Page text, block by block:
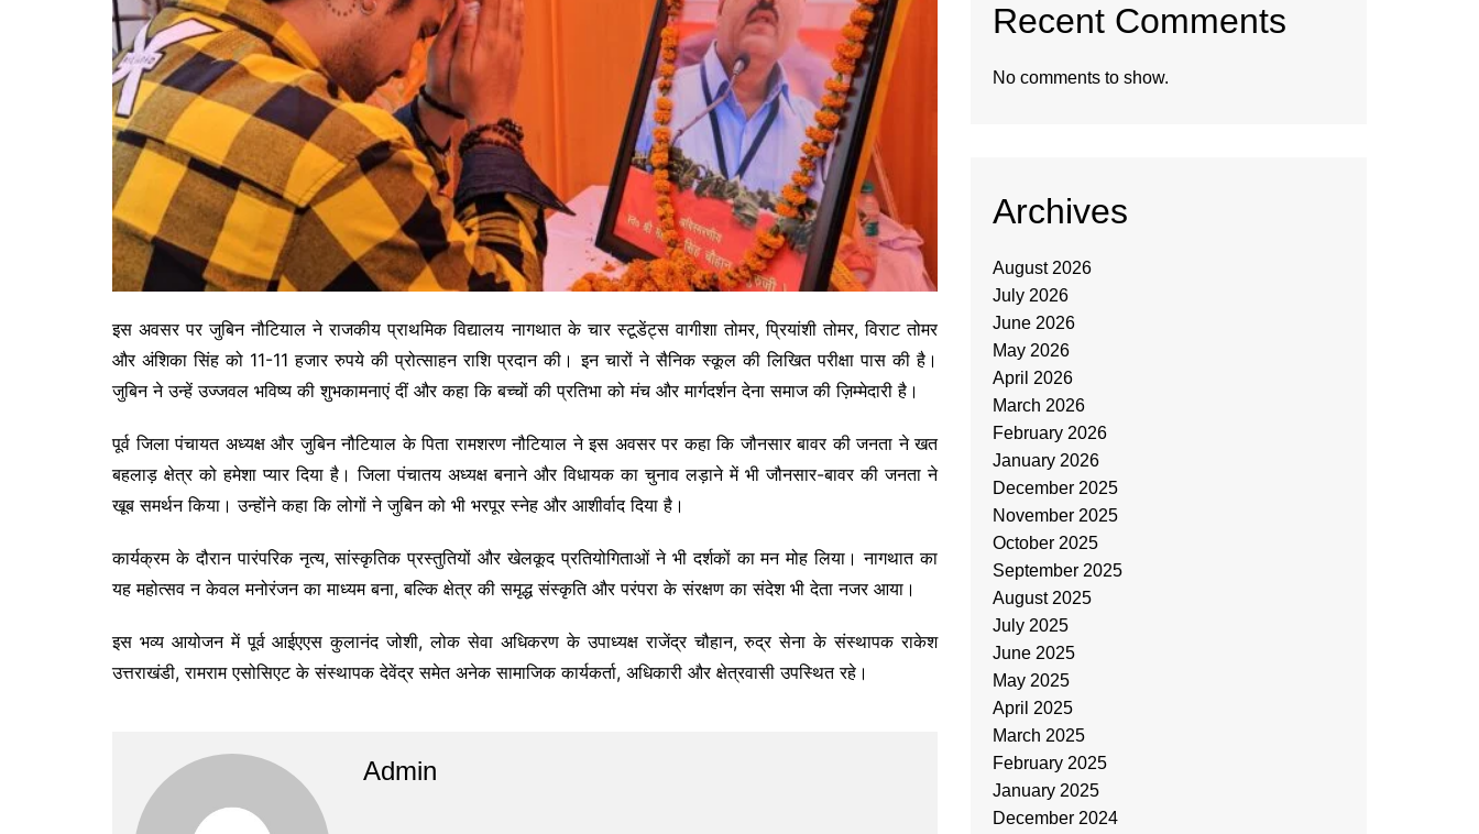
इस अवसर पर जुबिन नौटियाल ने राजकीय प्राथमिक विद्यालय नागथात के चार स्टूडेंट्स वागीशा तोमर, प्रियांशी तोमर, विराट तोमर
और अंशिका सिंह को 11-11 हजार रुपये की प्रोत्साहन राशि प्रदान की। इन चारों ने सैनिक स्कूल की लिखित परीक्षा पास की है।
जुबिन ने उन्हें उज्जवल भविष्य की शुभकामनाएं दीं और कहा कि बच्चों की प्रतिभा को मंच और मार्गदर्शन देना समाज की ज़िम्मेदारी है।
पूर्व जिला पंचायत अध्यक्ष और जुबिन नौटियाल के पिता रामशरण नौटियाल ने इस अवसर पर कहा कि जौनसार बावर की जनता ने खत
बहलाड़ क्षेत्र को हमेशा प्यार दिया है। जिला पंचातय अध्यक्ष बनाने और विधायक का चुनाव लड़ाने में भी जौनसार-बावर की जनता ने
खूब समर्थन किया। उन्होंने कहा कि लोगों ने जुबिन को भी भरपूर स्नेह और आशीर्वाद दिया है।
कार्यक्रम के दौरान पारंपरिक नृत्य, सांस्कृतिक प्रस्तुतियों और खेलकूद प्रतियोगिताओं ने भी दर्शकों का मन मोह लिया। नागथात का
यह महोत्सव न केवल मनोरंजन का माध्यम बना, बल्कि क्षेत्र की समृद्ध संस्कृति और परंपरा के संरक्षण का संदेश भी देता नजर आया।
इस भव्य आयोजन में पूर्व आईएएस कुलानंद जोशी, लोक सेवा अधिकरण के उपाध्यक्ष राजेंद्र चौहान, रुद्र सेना के संस्थापक राकेश
उत्तराखंडी, रामराम एसोसिएट के संस्थापक देवेंद्र समेत अनेक सामाजिक कार्यकर्ता, अधिकारी और क्षेत्रवासी उपस्थित रहे।
Admin
Recent Comments
No comments to show.
Archives
August 2026
July 2026
June 2026
May 2026
April 2026
March 2026
February 2026
January 2026
December 2025
November 2025
October 2025
September 2025
August 2025
July 2025
June 2025
May 2025
April 2025
March 2025
February 2025
January 2025
December 2024